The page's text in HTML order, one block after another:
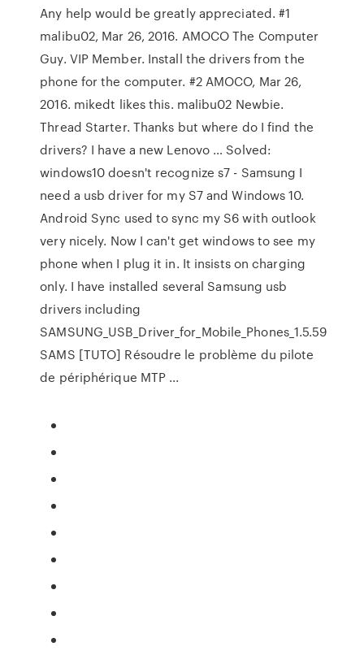
Any help would be greatly appreciated. #1
malibu02, Mar 26, 2016. AMOCO The Computer
Guy. VIP Member. Install the drivers from the
phone for the computer. #2 AMOCO, Mar 26,
2016. mikedt likes this. malibu02 Newbie.
Thread Starter. Thanks but where do I find the
drivers? I have a new Lenovo … Solved:
windows10 doesn't recognize s7 - Samsung I
need a usb driver for my S7 and Windows 10.
Android Sync used to sync my S6 with outlook
very nicely. Now I can't get windows to see my
phone when I plug it in. It insists on charging
only. I have installed several Samsung usb
drivers including
SAMSUNG_USB_Driver_for_Mobile_Phones_1.5.59
SAMS [TUTO] Résoudre le problème du pilote
de périphérique MTP ...